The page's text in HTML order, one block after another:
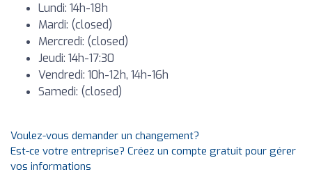
Lundi: 14h-18h
Mardi: (closed)
Mercredi: (closed)
Jeudi: 14h-17:30
Vendredi: 10h-12h, 14h-16h
Samedi: (closed)
Voulez-vous demander un changement?
Est-ce votre entreprise? Créez un compte gratuit pour gérer
vos informations